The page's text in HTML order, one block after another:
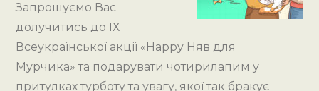
Запрошуємо Вас
долучитись до ІХ
Всеукраїнської акції «Happy Няв для
Мурчика» та подарувати чотирилапим у
притулках турботу та увагу, якої так бракує